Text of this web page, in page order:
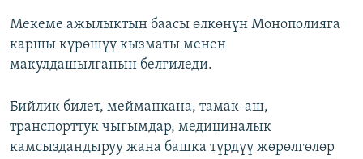
Мекеме ажылыктын баасы өлкөнүн Монополияга
каршы күрөшүү кызматы менен
макулдашылганын белгиледи.
Бийлик билет, мейманкана, тамак-аш,
транспорттук чыгымдар, медициналык
камсыздандыруу жана башка түрдүү жөрөлгөлөр